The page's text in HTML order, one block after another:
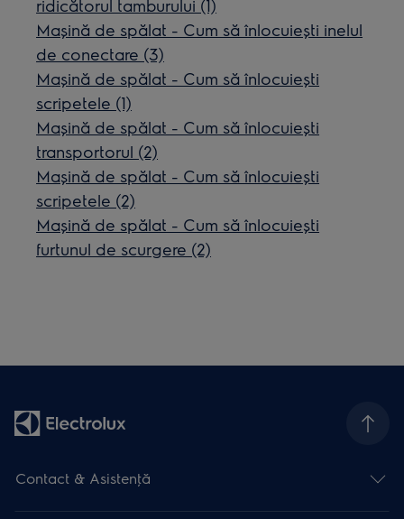
ridicătorul tamburului (1)
Mașină de spălat - Cum să înlocuiești inelul
de conectare (3)
Mașină de spălat - Cum să înlocuiești
scripetele (1)
Mașină de spălat - Cum să înlocuiești
transportorul (2)
Mașină de spălat - Cum să înlocuiești
scripetele (2)
Mașină de spălat - Cum să înlocuiești
furtunul de scurgere (2)
Contact & Asistenţă